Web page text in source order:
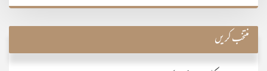
منتخب کریں